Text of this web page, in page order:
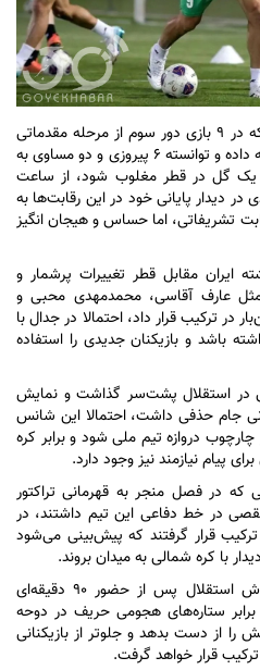
تیم ملی فوتبال ایران که در ۹ بازی دور سوم از مرحله مقدماتی
جام جهانی ۲۰۲۶ نمایش موفقی ارائه داده و توانسته ۶ پیروزی و دو مساوی به
یک گل در قطر مغلوب شود، از ساعت
در دیدار پایانی خود در این رقابت‌ها به
تشریفاتی، اما حساس و هیجان انگیز
ایران مقابل قطر تغییرات پرشمار و
عارف آقاسی، محمدمهدی محبی و
در ترکیب قرار داد، احتمالا در جدال با
باشد و بازیکنان جدیدی را استفاده
استقلال پشت‌سر گذاشت و نمایش
جام حذفی داشت، احتمالا این شانس
چارچوب دروازه تیم ملی شود و برابر کره
پیام نیازمند نیز وجود دارد.
در فصل منجر به قهرمانی تراکتور
در خط دفاعی این تیم داشتند، در
قرار گرفتند که پیش‌بینی می‌شود
با کره شمالی به میدان بروند.
صالح حردانی، مدافع راست ملی‌پوش استقلال پس از حضور ۹۰ دقیقه‌ای
ستاره‌های هجومی حریف در دوحه
از دست بدهد و جلوتر از بازیکنانی
قرار خواهد گرفت.